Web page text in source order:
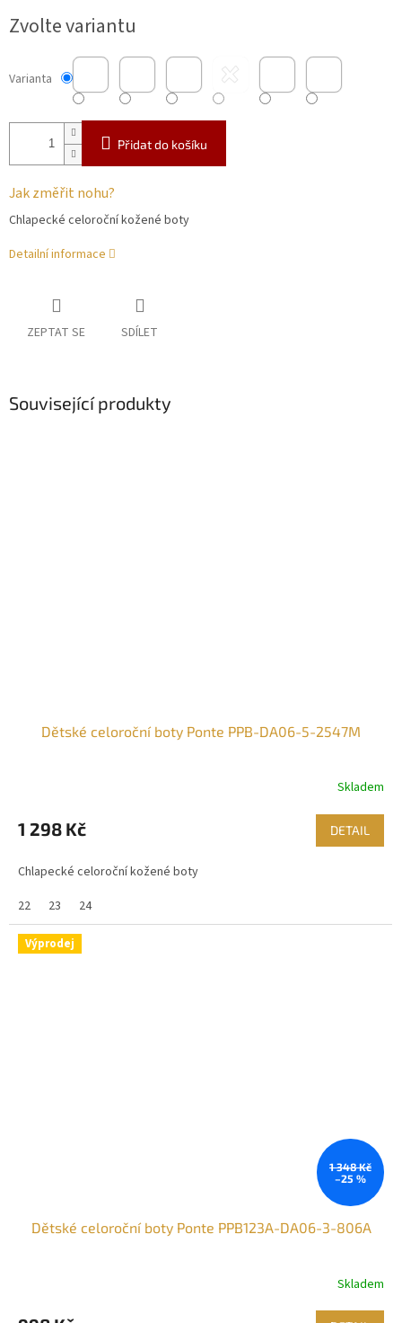
cena:
Zvolte variantu
Varianta
Přidat do košíku
Jak změřit nohu?
Chlapecké celoroční kožené boty
Detailní informace
ZEPTAT SE SDÍLET
Související produkty
Dětské celoroční boty Ponte PPB-DA06-5-2547M
Skladem
1 298 Kč DETAIL
Chlapecké celoroční kožené boty
22
23 24
Výprodej
1 348 Kč
–25 %
Dětské celoroční boty Ponte PPB123A-DA06-3-806A
Skladem